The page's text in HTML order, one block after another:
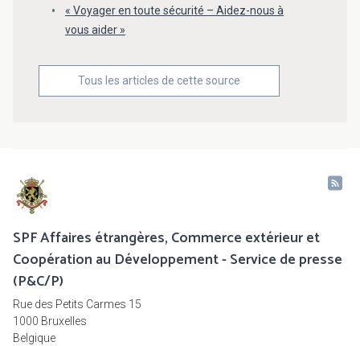
« Voyager en toute sécurité – Aidez-nous à
vous aider »
Tous les articles de cette source
SPF Affaires étrangères, Commerce extérieur et
Coopération au Développement - Service de presse
(P&C/P)
Rue des Petits Carmes 15
1000 Bruxelles
Belgique